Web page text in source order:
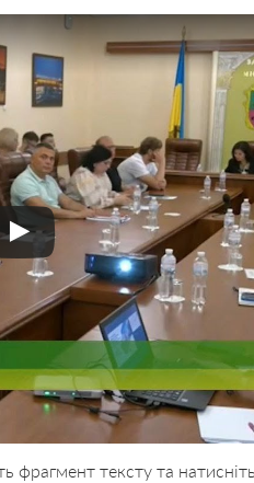
фрагмент тексту та натисніть